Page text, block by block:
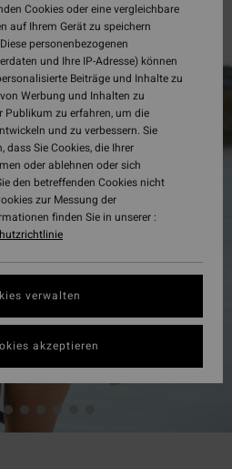
Cookies oder eine vergleichbare
auf Ihrem Gerät zu speichern
personenbezogenen
und Ihre IP-Adresse) können
Beiträge und Inhalte zu
Werbung und Inhalten zu
Publikum zu erfahren, um die
und zu verbessern. Sie
dass Sie Cookies, die Ihrer
oder ablehnen oder sich
den betreffenden Cookies nicht
zur Messung der
finden Sie in unserer :
verwalten
akzeptieren